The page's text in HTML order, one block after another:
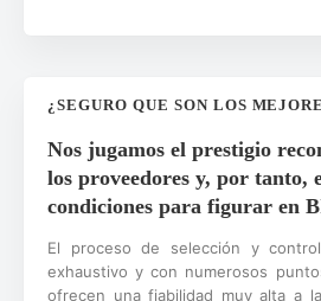
¿SEGURO QUE SON LOS
Nos jugamos el prestigio
los proveedores y, por tanto,
condiciones para figurar en
El proceso de selección y
exhaustivo y con numerosos
ofrecen una fiabilidad muy alta a